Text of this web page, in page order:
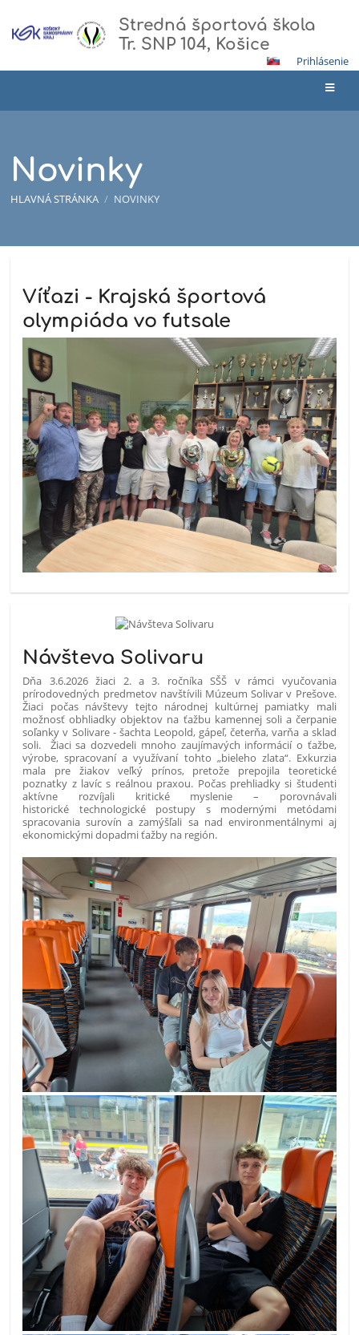
Stredná športová škola
Tr. SNP 104, Košice
Prihlásenie
Novinky
HLAVNÁ STRÁNKA / NOVINKY
Víťazi - Krajská športová
olympiáda vo futsale
Návšteva Solivaru
Dňa 3.6.2026 žiaci 2. a 3. ročníka SŠŠ v rámci vyučovania
prírodovedných predmetov navštívili Múzeum Solivar v Prešove.
Žiaci počas návštevy tejto národnej kultúrnej pamiatky mali
možnosť obhliadky objektov na ťažbu kamennej soli a čerpanie
soľanky v Solivare - šachta Leopold, gápeľ, četerňa, varňa a sklad
soli. Žiaci sa dozvedeli mnoho zaujímavých informácií o ťažbe,
výrobe, spracovaní a využívaní tohto „bieleho zlata“. Exkurzia
mala pre žiakov veľký prínos, pretože prepojila teoretické
poznatky z lavíc s reálnou praxou. Počas prehliadky si študenti
aktívne rozvíjali kritické myslenie – porovnávali
historické technologické postupy s modernými metódami
spracovania surovín a zamýšľali sa nad environmentálnymi aj
ekonomickými dopadmi ťažby na región.